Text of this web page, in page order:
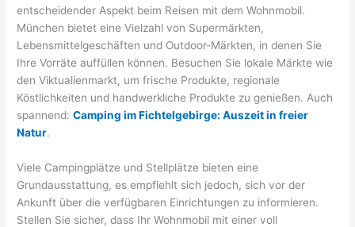
entscheidender Aspekt beim Reisen mit dem Wohnmobil.
München bietet eine Vielzahl von Supermärkten,
Lebensmittelgeschäften und Outdoor-Märkten, in denen Sie
Ihre Vorräte auffüllen können. Besuchen Sie lokale Märkte wie
den Viktualienmarkt, um frische Produkte, regionale
Köstlichkeiten und handwerkliche Produkte zu genießen. Auch
spannend:Camping im Fichtelgebirge: Auszeit in freier
Natur.
Viele Campingplätze und Stellplätze bieten eine
Grundausstattung, es empfiehlt sich jedoch, sich vor der
Ankunft über die verfügbaren Einrichtungen zu informieren.
Stellen Sie sicher, dass Ihr Wohnmobil mit einer voll